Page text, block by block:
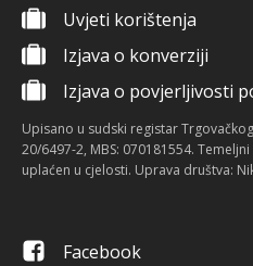
Uvjeti korištenja
Izjava o konverziji
Izjava o povjerljivosti
Upisano u sudski registar
20/6497-2, MBS: 070181554.
uplaćen u cjelosti. Uprava društva:
Facebook